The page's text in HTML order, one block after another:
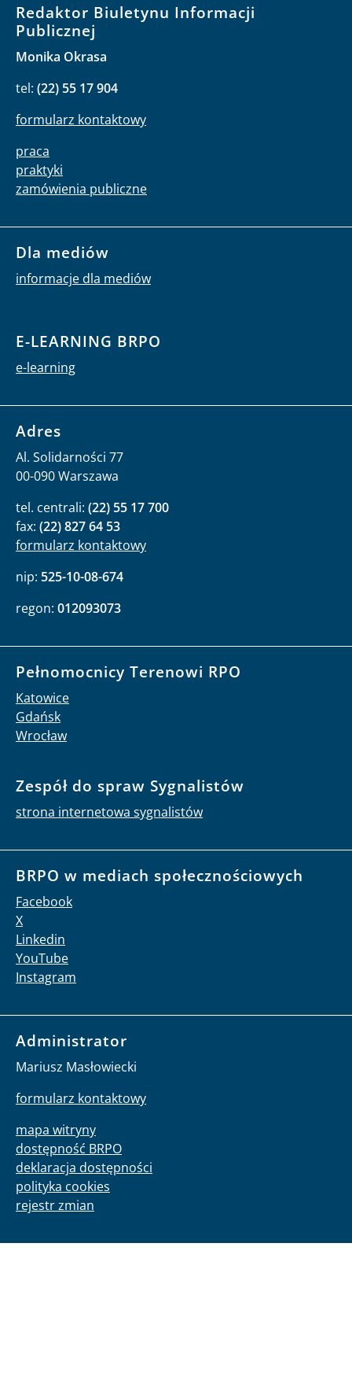
Redaktor Biuletynu Informacji
Publicznej
Monika Okrasa
tel: (22) 55 17 904
formularz kontaktowy
praca
praktyki
zamówienia publiczne
Dla mediów
informacje dla mediów
E-LEARNING BRPO
e-learning
Adres
Al. Solidarności 77
00-090 Warszawa
tel. centrali: (22) 55 17 700
fax: (22) 827 64 53
formularz kontaktowy
nip: 525-10-08-674
regon: 012093073
Pełnomocnicy Terenowi RPO
Katowice
Gdańsk
Wrocław
Zespół do spraw Sygnalistów
strona internetowa sygnalistów
BRPO w mediach społecznościowych
Facebook
X
Linkedin
YouTube
Instagram
Administrator
Mariusz Masłowiecki
formularz kontaktowy
mapa witryny
dostępność BRPO
deklaracja dostępności
polityka cookies
rejestr zmian